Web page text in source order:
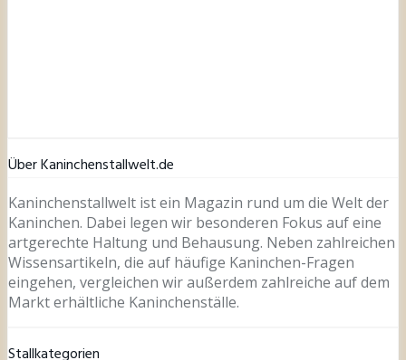
Über Kaninchenstallwelt.de
Kaninchenstallwelt ist ein Magazin rund um die Welt der
Kaninchen. Dabei legen wir besonderen Fokus auf eine
artgerechte Haltung und Behausung. Neben zahlreichen
Wissensartikeln, die auf häufige Kaninchen-Fragen
eingehen, vergleichen wir außerdem zahlreiche auf dem
Markt erhältliche Kaninchenställe.
Stallkategorien